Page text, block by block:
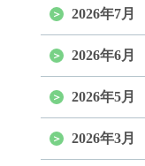
2026年7月
2026年6月
2026年5月
2026年3月